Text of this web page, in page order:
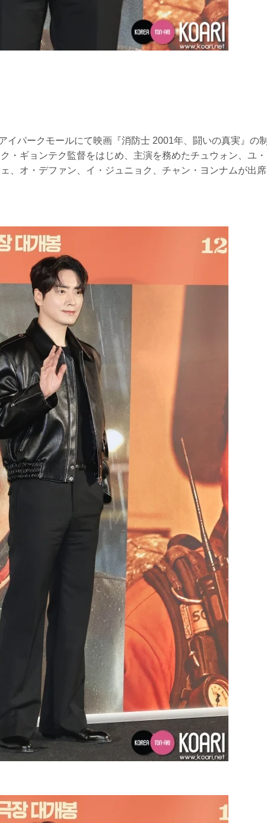
イパークモールにて映画『消防士 2001年、闘いの真実』の制
・ギョンテク監督をはじめ、主演を務めたチュウォン、ユ・
、オ・デファン、イ・ジュニョク、チャン・ヨンナムが出席